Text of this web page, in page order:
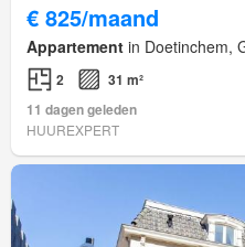
€ 825/maand
Appartement in Doetinchem,
2
31 m²
11 dagen geleden
HUUREXPERT